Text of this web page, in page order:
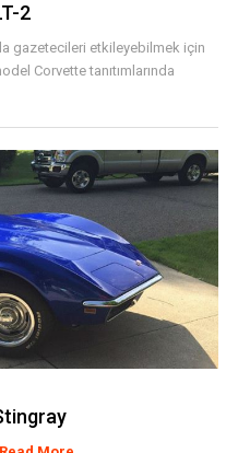
2
gazetecileri etkileyebilmek için
Corvette tanıtımlarında